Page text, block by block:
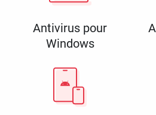
Antivirus pour
Windows